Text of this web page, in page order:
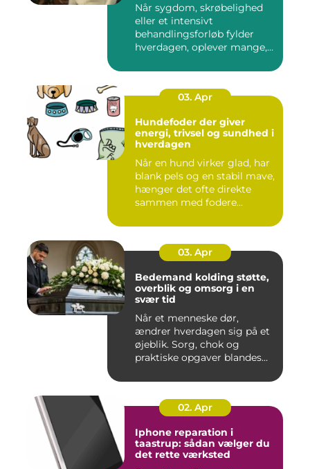
Når sygdom, skrøbelighed
eller et intensivt
behandlingsforløb fylder
hverdagen, oplever mange,
03. Apr
Hundefoder der giver
energi, trivsel og sundhed i
hverdagen
Når en hund virker glad, har
blank pels og en stabil mave,
hænger det ofte direkte
sammen med fodere...
03. Apr
Bedemand kolding støtte,
overblik og omsorg i en
svær tid
Når et menneske dør,
ændrer hverdagen sig på et
øjeblik. Sorg, chok og
praktiske opgaver blandes
02. Apr
Iphone reparation i
taastrup: sådan vælger du
det rette værksted